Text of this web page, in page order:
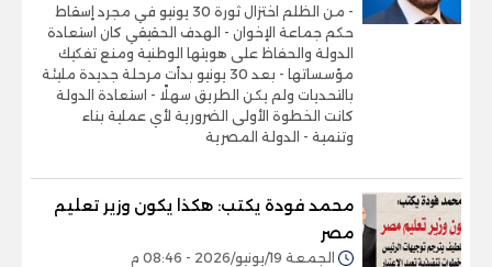
- من الظلم اختزال ثورة 30 يونيو في مجرد إسقاط
حكم جماعة الإخوان - الهدف الحقيقي كان استعادة
الدولة والحفاظ على هويتها الوطنية ومنع تفكيك
مؤسساتها - بعد 30 يونيو بدأت مرحلة جديدة مليئة
بالتحديات ولم يكن الطريق سهلًا - استعادة الدولة
كانت الخطوة الأولى الضرورية لأي عملية بناء
وتنمية - الدولة المصرية
محمد فودة يكتب: هكذا يكون وزير تعليم
مصر
الجمعة 19/يونيو/2026 - 08:46 م